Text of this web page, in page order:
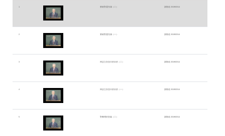
1 要被聖靈充滿（二） 謝順道 2019/03/14
2 要被聖靈充滿（一） 謝順道 2019/03/14
3 神設立安息日的目的（二） 謝順道 2019/03/14
4 神設立安息日的目的（一） 謝順道 2019/03/14
5 聖餐禮的意義（二） 謝順道 2019/03/14